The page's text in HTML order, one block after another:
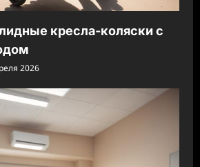
кресла-коляски с
2026